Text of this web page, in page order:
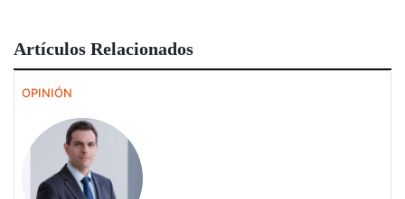
Artículos Relacionados
OPINIÓN